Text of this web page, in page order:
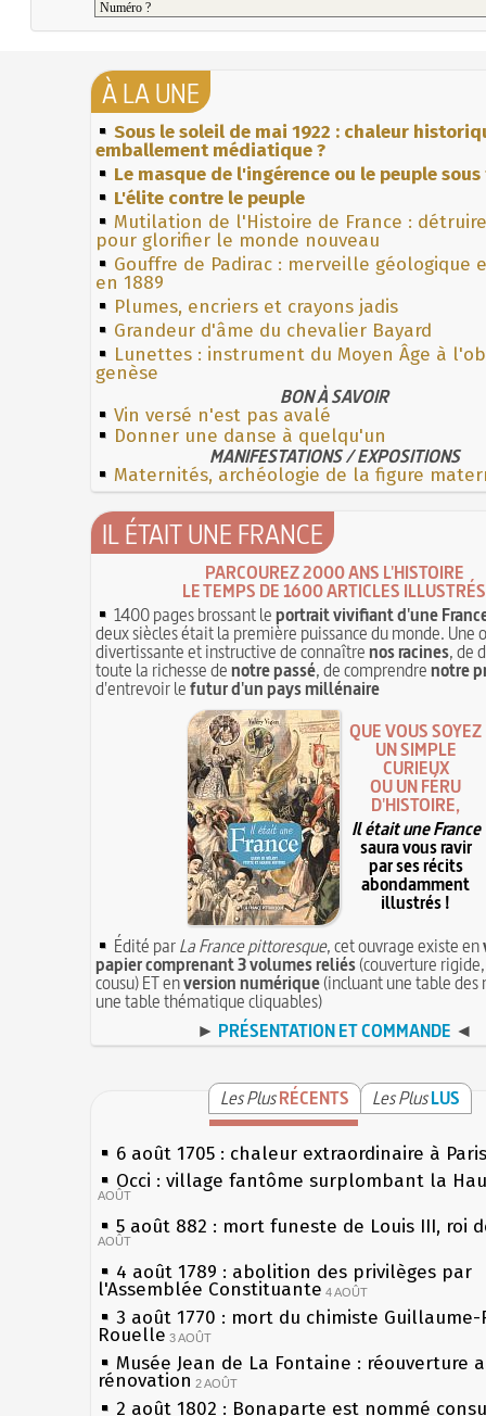
À LA UNE
Sous le soleil de mai 1922 : chaleur
emballement médiatique ?
Le masque de l'ingérence ou le peuple
L'élite contre le peuple
Mutilation de l'Histoire de France :
pour glorifier le monde nouveau
Gouffre de Padirac : merveille géologique
en 1889
Plumes, encriers et crayons jadis
Grandeur d'âme du chevalier Bayard
Lunettes : instrument du Moyen Âge à
genèse
BON À SAVOIR
Vin versé n'est pas avalé
Donner une danse à quelqu'un
MANIFESTATIONS / EXPOSITIONS
Maternités, archéologie de la figure
IL ÉTAIT UNE FRANCE
PARCOUREZ 2000 ANS L'HISTOIRE
LE TEMPS DE 1600 ARTICLES ILLUSTRÉS
1400 pages brossant leportrait vivifiant d'une
deux siècles était la première puissance du monde. Une
divertissante et instructive de connaîtrenos racines, de
toute la richesse denotre passé, de comprendrenotre
d'entrevoir lefutur d'un pays millénaire
QUE VOUS SOYEZ
UN SIMPLE
CURIEUX
OU UN FÉRU
D'HISTOIRE,
Il était une France
saura vous ravir
par ses récits
abondamment
illustrés !
Édité parLa France pittoresque, cet ouvrage existe en
papier comprenant 3 volumes reliés(couverture
cousu) ET enversion numérique(incluant une table des
une table thématique cliquables)
► PRÉSENTATION ET COMMANDE ◄
Les PlusRÉCENTS Les PlusLUS
6 août 1705 : chaleur extraordinaire à Paris
Occi : village fantôme surplombant la
AOÛT
5 août 882 : mort funeste de Louis III, roi
AOÛT
4 août 1789 : abolition des privilèges par
l'Assemblée Constituante 4 AOÛT
3 août 1770 : mort du chimiste Guillaume-
Rouelle 3 AOÛT
Musée Jean de La Fontaine : réouverture
rénovation 2 AOÛT
2 août 1802 : Bonaparte est nommé